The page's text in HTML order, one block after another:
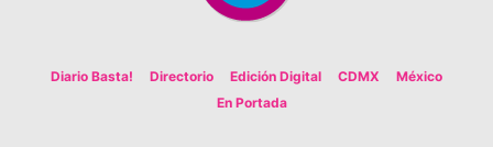
Diario Basta! Directorio Edición Digital CDMX
México
En Portada